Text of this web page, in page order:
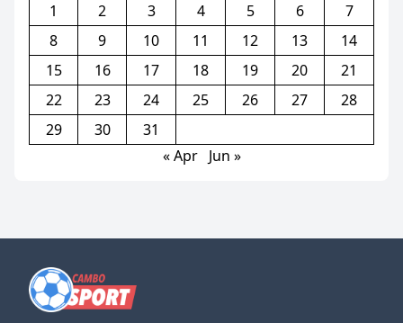
1
2 3 4 5 6
7
8
9 10 11 12 13
14
15
16 17 18 19 20
21
22
23 24 25 26 27
28
29
30
31
« Apr
Jun »